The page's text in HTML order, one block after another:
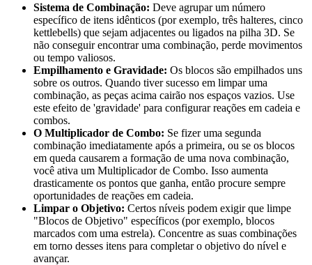
Sistema de Combinação: Deve agrupar um número
específico de itens idênticos (por exemplo, três halteres, cinco
kettlebells) que sejam adjacentes ou ligados na pilha 3D. Se
não conseguir encontrar uma combinação, perde movimentos
ou tempo valiosos.
Empilhamento e Gravidade: Os blocos são empilhados uns
sobre os outros. Quando tiver sucesso em limpar uma
combinação, as peças acima cairão nos espaços vazios. Use
este efeito de 'gravidade' para configurar reações em cadeia e
combos.
O Multiplicador de Combo: Se fizer uma segunda
combinação imediatamente após a primeira, ou se os blocos
em queda causarem a formação de uma nova combinação,
você ativa um Multiplicador de Combo. Isso aumenta
drasticamente os pontos que ganha, então procure sempre
oportunidades de reações em cadeia.
Limpar o Objetivo: Certos níveis podem exigir que limpe
"Blocos de Objetivo" específicos (por exemplo, blocos
marcados com uma estrela). Concentre as suas combinações
em torno desses itens para completar o objetivo do nível e
avançar.